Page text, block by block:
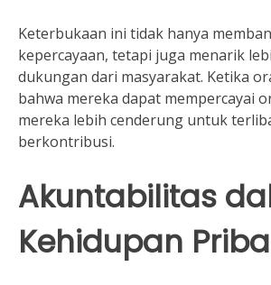
Keterbukaan ini tidak hanya
kepercayaan, tetapi juga menarik
dukungan dari masyarakat. Ketika
bahwa mereka dapat mempercayai
mereka lebih cenderung untuk
berkontribusi.
Akuntabilitas
Kehidupan